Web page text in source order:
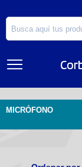
MICRÓFONO